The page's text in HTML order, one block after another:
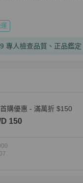
專人檢查品質、正品鑑定
購優惠 - 滿萬折 $150
150